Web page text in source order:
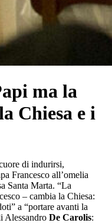
ma la
Chiesa e i
di indurirsi,
Francesco all’omelia
Santa Marta. “La
– cambia la Chiesa:
a “portare avanti la
Alessandro De Carolis: